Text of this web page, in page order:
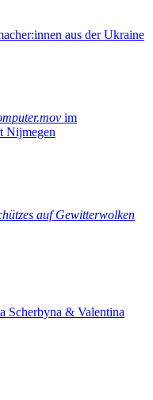
aus der Ukraine
im
Nijmegen
auf Gewitterwolken
Scherbyna & Valentina